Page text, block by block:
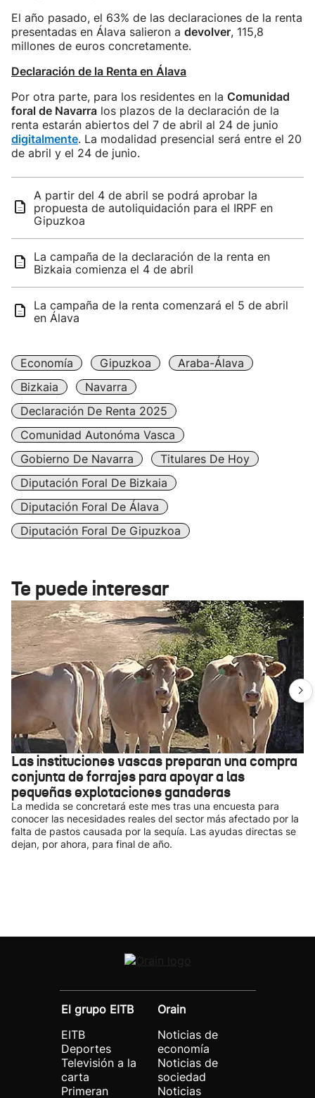
El año pasado, el 63% de las declaraciones de la renta
presentadas en Álava salieron a devolver, 115,8
millones de euros concretamente.
Declaración de la Renta en Álava
Por otra parte, para los residentes en la Comunidad
foral de Navarra los plazos de la declaración de la
renta estarán abiertos del 7 de abril al 24 de junio
digitalmente. La modalidad presencial será entre el 20
de abril y el 24 de junio.
A partir del 4 de abril se podrá aprobar la
propuesta de autoliquidación para el IRPF en
Gipuzkoa
La campaña de la declaración de la renta en
Bizkaia comienza el 4 de abril
La campaña de la renta comenzará el 5 de abril
en Álava
Economía Gipuzkoa
Araba-Álava
Bizkaia
Navarra
Declaración De Renta 2025
Comunidad Autonóma Vasca
Gobierno De Navarra
Titulares De Hoy
Diputación Foral De Bizkaia
Diputación Foral De Álava
Diputación Foral De Gipuzkoa
Te puede interesar
Las instituciones vascas preparan una compra
conjunta de forrajes para apoyar a las
pequeñas explotaciones ganaderas
La medida se concretará este mes tras una encuesta para
conocer las necesidades reales del sector más afectado por la
falta de pastos causada por la sequía. Las ayudas directas se
dejan, por ahora, para final de año.
El grupo EITB
EITB
Deportes
Televisión a la
carta
Primeran
Orain
Noticias de
economía
Noticias de
sociedad
Noticias